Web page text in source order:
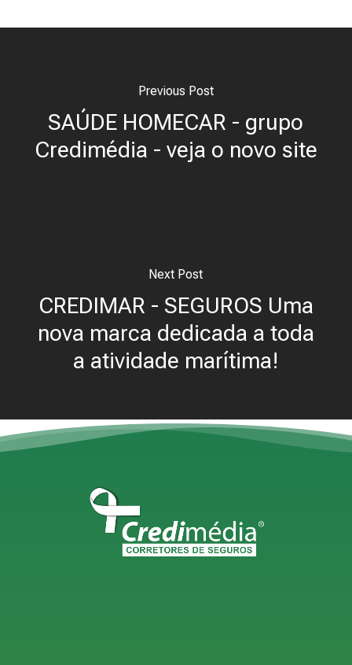
Previous Post
SAÚDE HOMECAR - grupo
Credimédia - veja o novo site
Next Post
CREDIMAR - SEGUROS Uma
nova marca dedicada a toda
a atividade marítima!